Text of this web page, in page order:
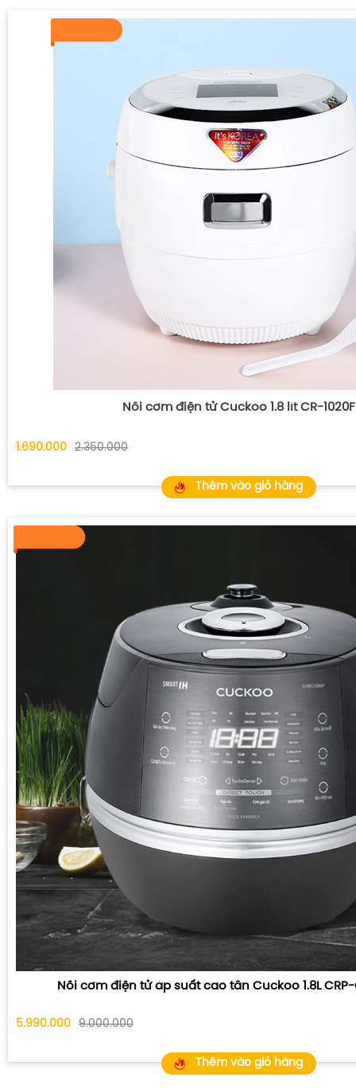
Nồi cơm điện tử Cuckoo 1.8 lít CR-1020F
1.690.000 2.350.000
Thêm vào giỏ hàng
Nồi cơm điện tử áp suất cao tần Cuckoo 1.8L CRP-
5.990.000 9.000.000
Thêm vào giỏ hàng